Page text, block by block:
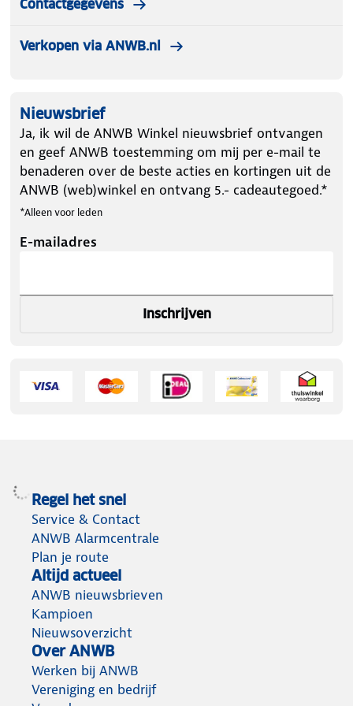
Contactgegevens
Verkopen via ANWB.nl
Nieuwsbrief
Ja, ik wil de ANWB Winkel nieuwsbrief ontvangen
en geef ANWB toestemming om mij per e-mail te
benaderen over de beste acties en kortingen uit de
ANWB (web)winkel en ontvang 5.- cadeautegoed.*
*Alleen voor leden
E-mailadres
Inschrijven
Regel het snel
Service & Contact
ANWB Alarmcentrale
Plan je route
Altijd actueel
ANWB nieuwsbrieven
Kampioen
Nieuwsoverzicht
Over ANWB
Werken bij ANWB
Vereniging en bedrijf